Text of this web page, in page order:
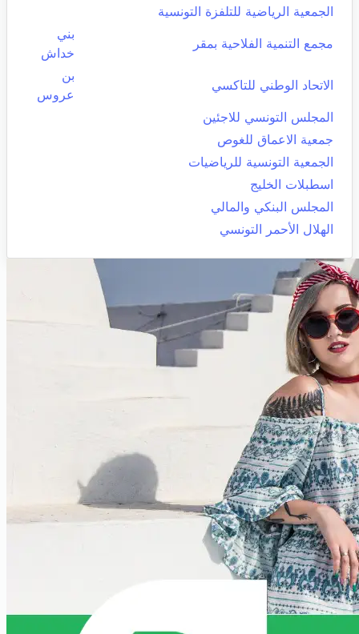
الجمعية الرياضية للتلفزة التونسية
مجمع التنمية الفلاحية بمقر
بني
خداش
الاتحاد الوطني للتاكسي
بن
عروس
المجلس التونسي للاجئين
جمعية الاعماق للغوص
الجمعية التونسية للرياضيات
اسطبلات الخليج
المجلس البنكي والمالي
الهلال الأحمر التونسي